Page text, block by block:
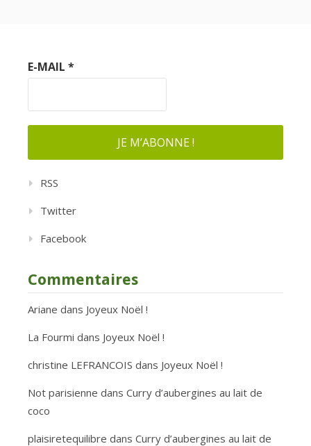
E-MAIL *
RSS
Twitter
Facebook
Commentaires
Ariane dans Joyeux Noël !
La Fourmi dans Joyeux Noël !
christine LEFRANCOIS dans Joyeux Noël !
Not parisienne dans Curry d’aubergines au lait de
coco
plaisiretequilibre dans Curry d’aubergines au lait de